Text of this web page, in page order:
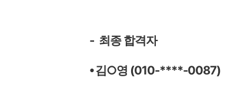
- 최종합격자
⦁ 김○영 (010-****-0087)